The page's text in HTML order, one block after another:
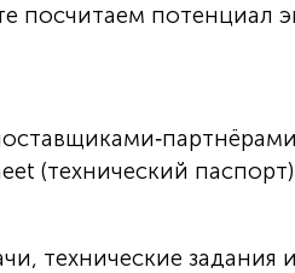
посчитаем потенциал
(технический
технические задания